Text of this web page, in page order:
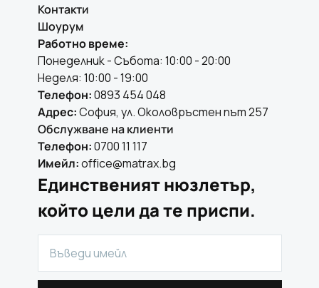
Контакти
Шоурум
Работно време:
Понеделник - Събота: 10:00 - 20:00
Неделя: 10:00 - 19:00
Телефон:0893 454 048
Адрес:София, ул. Околовръстен път 257
Обслужване на клиенти
Телефон:0700 11 117
Имейл:office@matrax.bg
Единственият нюзлетър,
който цели да те приспи.